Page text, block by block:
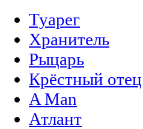
Туарег
Хранитель
Рыцарь
Крёстный отец
A Man
Атлант